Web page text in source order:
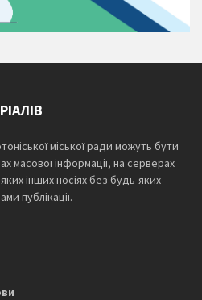
міської ради можуть бути
масової інформації, на серверах
інших носіях без будь-яких
публікації.